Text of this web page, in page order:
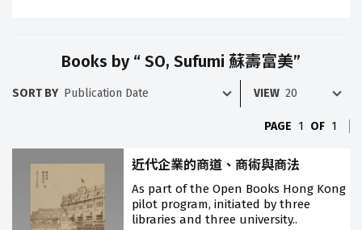
Books by “ SO, Sufumi 蘇壽富美”
SORT BY VIEW
PAGE 1 OF 1
近代企業的商道、商術與商法
As part of the Open Books Hong Kong
pilot program, initiated by three
libraries and three university..